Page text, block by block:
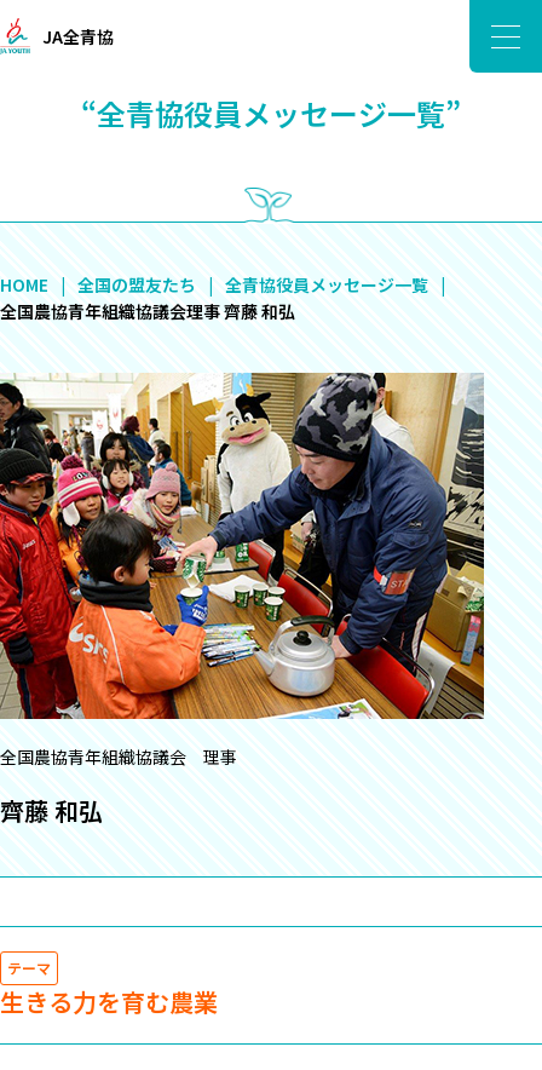
JA全青協
“全青協役員メッセージ一覧”
HOME 全国の盟友たち
全青協役員メッセージ一覧
全国農協青年組織協議会理事 齊藤 和弘
全国農協青年組織協議会 理事
齊藤 和弘
テーマ
生きる力を育む農業